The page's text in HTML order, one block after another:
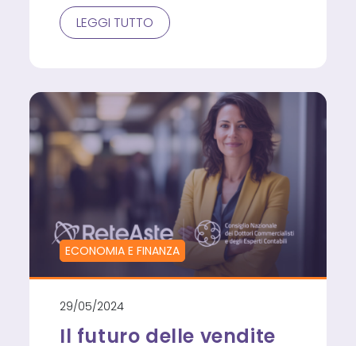
LEGGI TUTTOBOOM
IMMOBILIARE
COMMENTA
LA
CRESCITA
DI
DOMANDA
PARTE
DEGLI
ACQUIRENTI
STRANIERI
ECONOMIA E FINANZA
29/05/2024
Il futuro delle vendite